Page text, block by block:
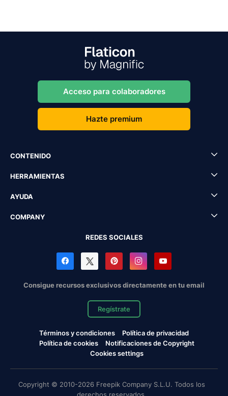
Acceso para colaboradores
Hazte premium
CONTENIDO
HERRAMIENTAS
AYUDA
COMPANY
REDES SOCIALES
Consigue recursos exclusivos directamente en tu email
Regístrate
Términos y condiciones
Política de privacidad
Política de cookies
Notificaciones de Copyright
Cookies settings
Copyright © 2010-2026 Freepik Company S.L.U. Todos los